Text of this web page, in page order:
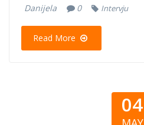
Danijela 0 Intervju
Read More
04